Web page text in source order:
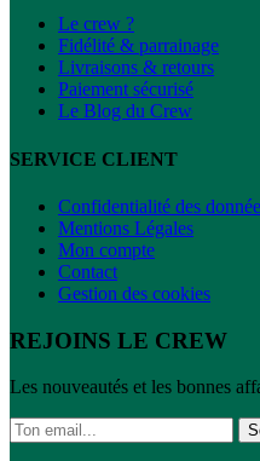
Le crew ?
Fidélité & parrainage
Livraisons & retours
Paiement sécurisé
Le Blog du Crew
SERVICE CLIENT
Confidentialité des
Mentions Légales
Mon compte
Contact
Gestion des cookies
REJOINS LE CREW
Les nouveautés et les bonnes